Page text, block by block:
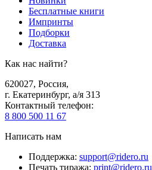
Бесплатные книги
Импринты
Подборки
Доставка
Как нас найти?
620027, Россия,
г. Екатеринбург, а/я 313
Контактный телефон:
8 800 500 11 67
Написать нам
Поддержка: support@ridero.ru
Печать тиража: print@ridero.ru